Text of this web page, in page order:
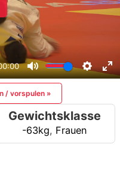
/ vorspulen »
Gewichtsklasse
-63kg, Frauen